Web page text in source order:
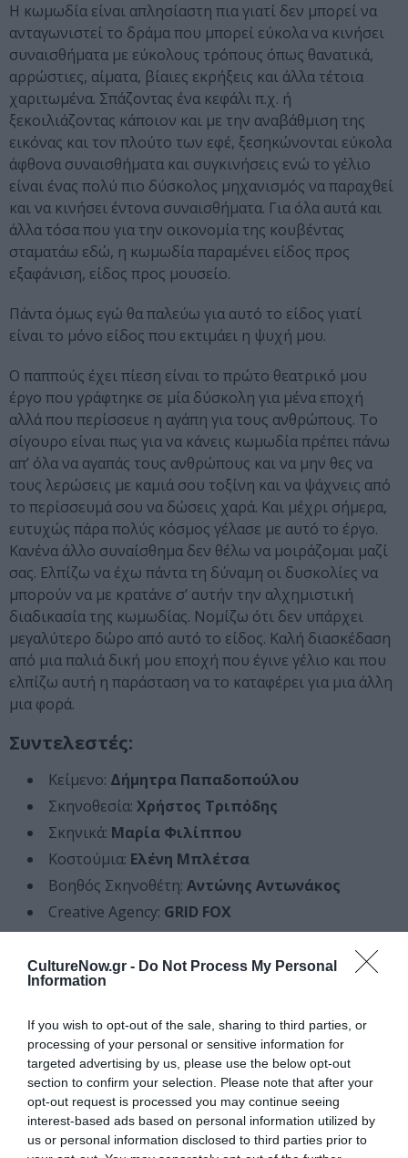
CultureNow.gr - Do Not Process My Personal
Information
If you wish to opt-out of the sale, sharing to third parties, or
processing of your personal or sensitive information for
targeted advertising by us, please use the below opt-out
section to confirm your selection. Please note that after your
opt-out request is processed you may continue seeing
interest-based ads based on personal information utilized by
us or personal information disclosed to third parties prior to
Η κωμωδία είναι απλησίαστη πια γιατί δεν μπορεί να
ανταγωνιστεί το δράμα που μπορεί εύκολα να κινήσει
συναισθήματα με εύκολους τρόπους όπως θανατικά,
αρρώστιες, αίματα, βίαιες εκρήξεις και άλλα τέτοια
χαριτωμένα. Σπάζοντας ένα κεφάλι π.χ. ή
ξεκοιλιάζοντας κάποιον και με την αναβάθμιση της
εικόνας και τον πλούτο των εφέ, ξεσηκώνονται εύκολα
άφθονα συναισθήματα και συγκινήσεις ενώ το γέλιο
είναι ένας πολύ πιο δύσκολος μηχανισμός να παραχθεί
και να κινήσει έντονα συναισθήματα. Για όλα αυτά και
άλλα τόσα που για την οικονομία της κουβέντας
σταματάω εδώ, η κωμωδία παραμένει είδος προς
εξαφάνιση, είδος προς μουσείο.
Πάντα όμως εγώ θα παλεύω για αυτό το είδος γιατί
είναι το μόνο είδος που εκτιμάει η ψυχή μου.
Ο παππούς έχει πίεση είναι το πρώτο θεατρικό μου
έργο που γράφτηκε σε μία δύσκολη για μένα εποχή
αλλά που περίσσευε η αγάπη για τους ανθρώπους. Το
σίγουρο είναι πως για να κάνεις κωμωδία πρέπει πάνω
απ’ όλα να αγαπάς τους ανθρώπους και να μην θες να
τους λερώσεις με καμιά σου τοξίνη και να ψάχνεις από
το περίσσευμά σου να δώσεις χαρά. Και μέχρι σήμερα,
ευτυχώς πάρα πολύς κόσμος γέλασε με αυτό το έργο.
Κανένα άλλο συναίσθημα δεν θέλω να μοιράζομαι μαζί
σας. Ελπίζω να έχω πάντα τη δύναμη οι δυσκολίες να
μπορούν να με κρατάνε σ’ αυτήν την αλχημιστική
διαδικασία της κωμωδίας. Νομίζω ότι δεν υπάρχει
μεγαλύτερο δώρο από αυτό το είδος. Καλή διασκέδαση
από μια παλιά δική μου εποχή που έγινε γέλιο και που
ελπίζω αυτή η παράσταση να το καταφέρει για μια άλλη
μια φορά.
Συντελεστές:
Κείμενο: Δήμητρα Παπαδοπούλου
Σκηνοθεσία: Χρήστος Τριπόδης
Σκηνικά: Μαρία Φιλίππου
Κοστούμια: Ελένη Μπλέτσα
Βοηθός Σκηνοθέτη: Αντώνης Αντωνάκος
Creative Agency: GRID FOX
Παραγωγή:Χρήστος Τριπόδης – «Μέθεξις»
Παίζουν (Αλφαβητικά):
Μαριλού Κατσαφάδου
Κρατερός Κατσούλης
Ηρώ Πεκτέση
Δήμητρα Στογιάννη
Στον ρόλο του Παππού, ο Τάσος Χαλκιάς